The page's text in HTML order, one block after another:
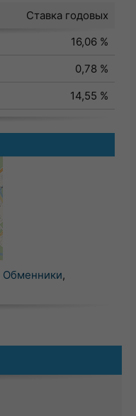
Ставка годовых
16,06 %
0,78 %
14,55 %
Обменники,